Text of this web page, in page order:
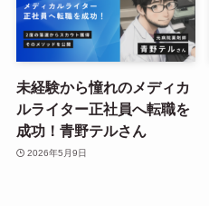
未経験から憧れのメディカ
ルライター正社員へ転職を
成功！青野テルさん
2026年5月9日